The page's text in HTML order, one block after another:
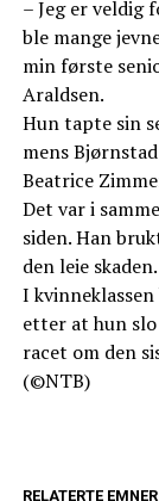
– Jeg er veldig
ble mange
min første
Araldsen.
Hun tapte sin
mens
Beatrice
Det var i
siden. Han
den leie skaden.
I
etter at hun
racet om den
(©NTB)
RELATERTE